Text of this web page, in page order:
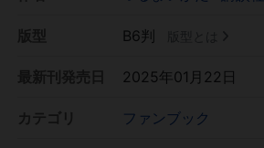
B6判
2025年01月22日
ファンブック